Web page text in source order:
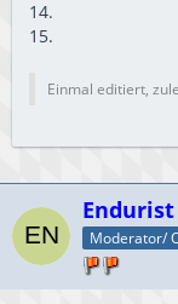
14.
15.
Einmal editiert,
Endurist
Moderator/